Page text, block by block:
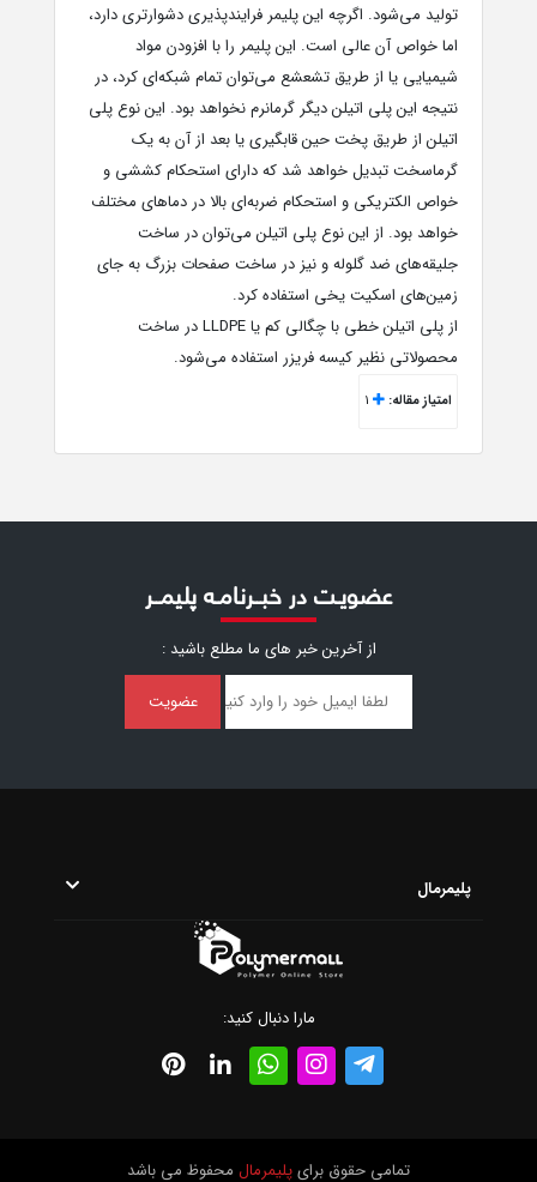
تولید می‌شود. اگرچه این پلیمر فرایندپذیری دشوارتری دارد،
اما خواص آن عالی است. این پلیمر را با افزودن مواد
شیمیایی یا از طریق تشعشع می‌توان تمام شبکه‌ای کرد، در
نتیجه این پلی اتیلن دیگر گرمانرم نخواهد بود. این نوع پلی
اتیلن از طریق پخت حین قابگیری یا بعد از آن به یک
گرماسخت تبدیل خواهد شد که دارای استحکام کششی و
خواص الکتریکی و استحکام ضربه‌ای بالا در دماهای مختلف
خواهد بود. از این نوع پلی اتیلن می‌توان در ساخت
جلیقه‌های ضد گلوله و نیز در ساخت صفحات بزرگ به جای
زمین‌های اسکیت یخی استفاده کرد.
از پلی اتیلن خطی با چگالی کم یا LLDPE در ساخت
محصولاتی نظیر کیسه فریزر استفاده می‌شود.
امتیاز مقاله: 1
عضویـت در خبــرنامـه پلیمــر
از آخرین خبر ‌های ما مطلع باشید :
عضویت
پلیمرمال
مارا دنبال کنید:
تمامی حقوق برایپلیمرمال محفوظ می باشد